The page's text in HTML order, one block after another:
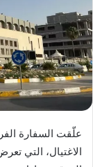
علّقت السفارة
الاغتيال، التي